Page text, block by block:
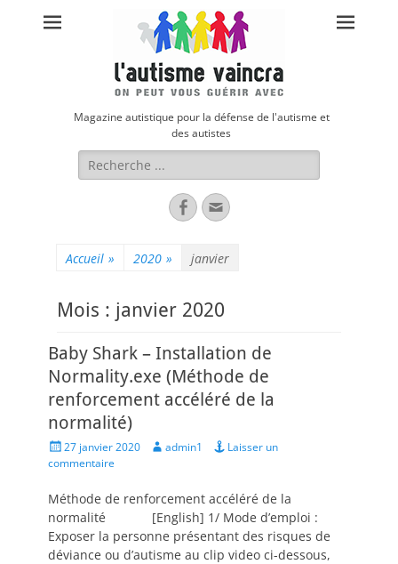
Magazine autistique pour la défense de l'autisme et
des autistes
Rechercher :
FacebookAdresse
de
Accueil » 2020 » janvier
Mois : janvier 2020
Baby Shark – Installation de
Normality.exe (Méthode de
renforcement accéléré de la
normalité)
Posted
on
27 janvier 2020 Author
admin1
Laisser un
commentaire
Méthode de renforcement accéléré de la
normalité [English] 1/ Mode d’emploi :
Exposer la personne présentant des risques de
déviance ou d’autisme au clip video ci-dessous,